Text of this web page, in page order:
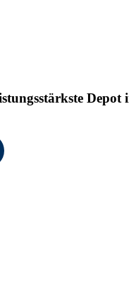
Depot